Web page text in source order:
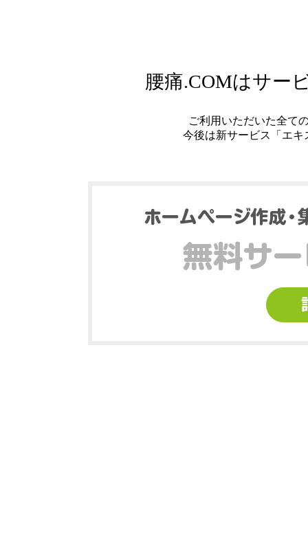
腰痛.COMはサー
ご利用いただいた全て
今後は新サービス「エ